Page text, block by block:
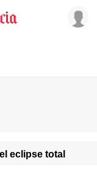
eclipse total